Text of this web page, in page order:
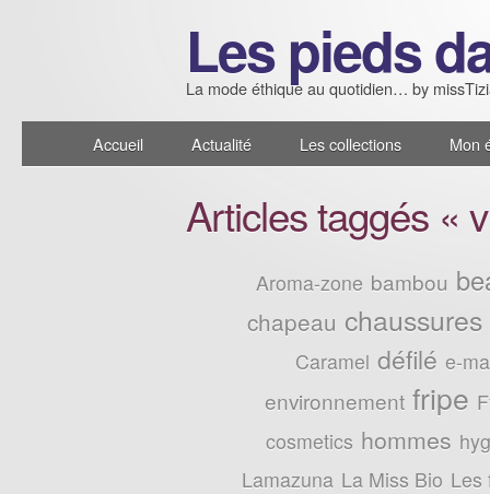
Les pieds
La mode éthique au quotidien… by
Accueil Actualité Les collections Mon
Articles taggés «
Aroma-zone bambou
chapeau chaussures
Caramel défilé e-
environnement fripe
cosmetics hommes
Lamazuna La Miss Bio Les